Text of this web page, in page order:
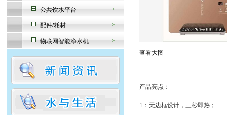
公共饮水平台
配件/耗材
物联网智能净水机
查看大图
产品亮点：
1：无边框设计，三秒即热；